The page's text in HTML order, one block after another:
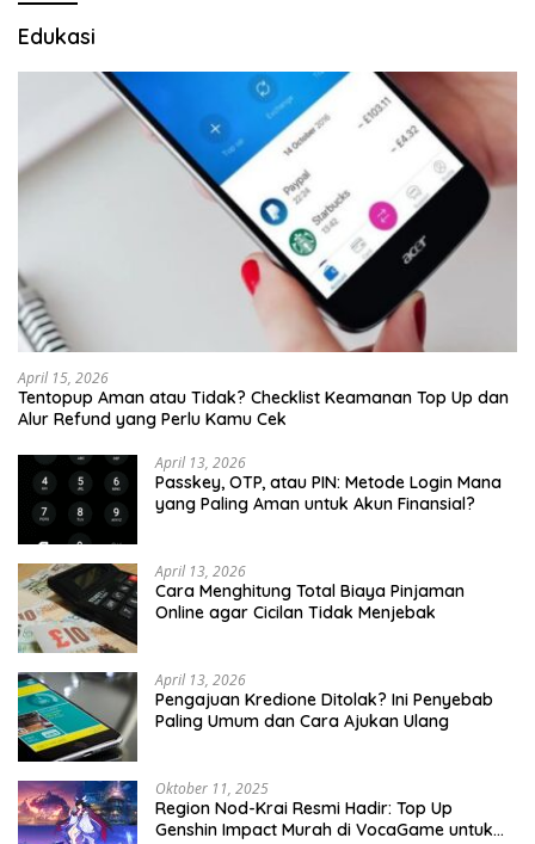
Edukasi
April 15, 2026
Tentopup Aman atau Tidak? Checklist Keamanan Top Up dan
Alur Refund yang Perlu Kamu Cek
April 13, 2026
Passkey, OTP, atau PIN: Metode Login Mana
yang Paling Aman untuk Akun Finansial?
April 13, 2026
Cara Menghitung Total Biaya Pinjaman
Online agar Cicilan Tidak Menjebak
April 13, 2026
Pengajuan Kredione Ditolak? Ini Penyebab
Paling Umum dan Cara Ajukan Ulang
Oktober 11, 2025
Region Nod-Krai Resmi Hadir: Top Up
Genshin Impact Murah di VocaGame untuk